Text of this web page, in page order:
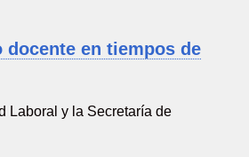
docente en tiempos de
Laboral y la Secretaría de